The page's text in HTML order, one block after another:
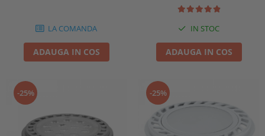
LA COMANDA
ADAUGA IN COS
IN STOC
ADAUGA IN COS
-25% -25%